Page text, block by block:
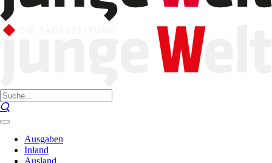
Ausgaben
Inland
Ausland